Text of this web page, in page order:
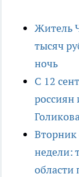
Житель
тысяч
ночь
С 12
россиян
недели:
области